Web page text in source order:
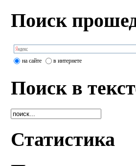
Поиск
на сайте в интернете
Поиск в
Статистика